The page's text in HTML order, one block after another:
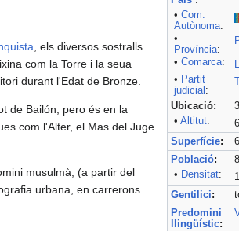
• Com.
Autònoma:
•
Província:
• Comarca:
• Partit
judicial :
Ubicació:
• Altitut:
Superfície:
Població:
• Densitat:
Gentilici:
Predomini
llingüístic:
, els diversos sostralls
com la Torre i la seua
durant l'Edat de Bronze.
de Bailón, pero és en la
com l'Alter, el Mas del Juge
musulmà, (a partir del
urbana, en carrerons